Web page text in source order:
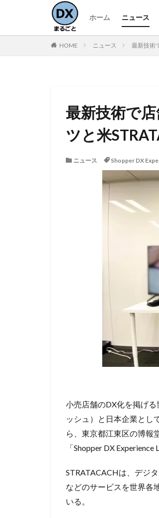
ホーム ニュース
HOME ニュース 最新技術
最新技術で
ツと米
ニュース Shopper DX
小売店舗のDX化を掲げ
ッシュ）と日本企業とし
ら、東京都江東区の博報
「Shopper DX
STRATACACHは、デジ
などのサービスを世界各
いる。